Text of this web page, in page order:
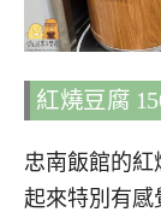
紅燒豆腐
忠南飯館的
起來特別有感